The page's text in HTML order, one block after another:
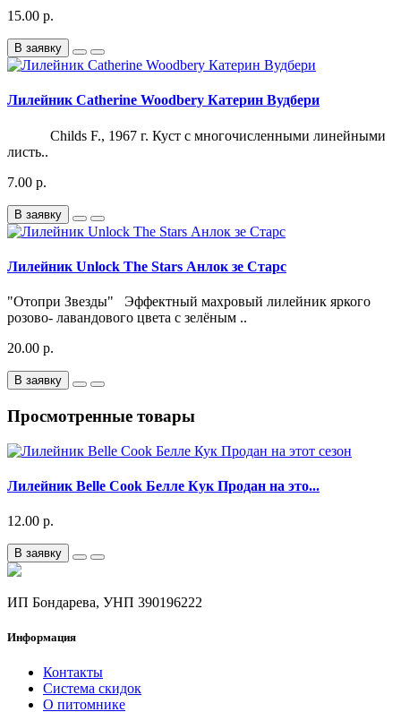
15.00 р.
В заявку
Лилейник Catherine Woodbery Катерин Вудбери
Childs F., 1967 г. Куст с многочисленными линейными
листь..
7.00 р.
В заявку
Лилейник Unlock The Stars Анлок зе Старс
"Отопри Звезды" Эффектный махровый лилейник яркого
розово- лавандового цвета с зелёным ..
20.00 р.
В заявку
Просмотренные товары
Лилейник Belle Сook Белле Кук Продан на это...
12.00 р.
В заявку
ИП Бондарева, УНП 390196222
Информация
Контакты
Система скидок
О питомнике